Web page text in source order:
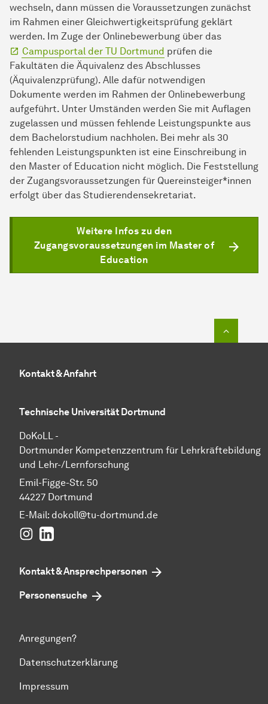
wechseln, dann müssen die Voraussetzungen zunächst
im Rahmen einer Gleichwertigkeitsprüfung geklärt
werden. Im Zuge der Onlinebewerbung über das
Campusportal der TU Dortmund prüfen die
Fakultäten die Äquivalenz des Abschlusses
(Äquivalenzprüfung). Alle dafür notwendigen
Dokumente werden im Rahmen der Onlinebewerbung
aufgeführt. Unter Umständen werden Sie mit Auflagen
zugelassen und müssen fehlende Leistungspunkte aus
dem Bachelorstudium nachholen. Bei mehr als 30
fehlenden Leistungspunkten ist eine Einschreibung in
den Master of Education nicht möglich. Die Feststellung
der Zugangsvoraussetzungen für Quereinsteiger*innen
erfolgt über das Studierendensekretariat.
Weitere Infos zu den
Zugangsvoraussetzungen im Master of
Education
Kontakt & Anfahrt
Technische Universität Dortmund
DoKoLL -
Dortmunder Kompetenzzentrum für Lehrkräftebildung
und Lehr-/Lernforschung
Emil-Figge-Str. 50
44227 Dortmund
E-Mail: dokoll@tu-dortmund.de
Instagram
LinkedIn
Kontakt & Ansprechpersonen
Personensuche
Anregungen?
Datenschutzerklärung
Impressum